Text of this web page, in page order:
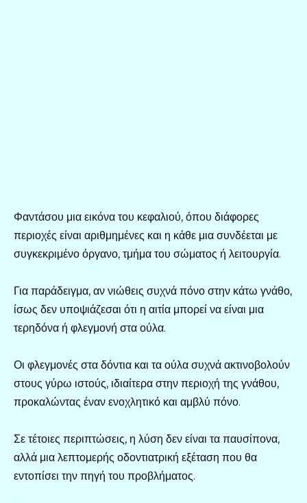
Φαντάσου μια εικόνα του κεφαλιού, όπου διάφορες
περιοχές είναι αριθμημένες και η κάθε μια συνδέεται με
συγκεκριμένο όργανο, τμήμα του σώματος ή λειτουργία.
Για παράδειγμα, αν νιώθεις συχνά πόνο στην κάτω γνάθο,
ίσως δεν υποψιάζεσαι ότι η αιτία μπορεί να είναι μια
τερηδόνα ή φλεγμονή στα ούλα.
Οι φλεγμονές στα δόντια και τα ούλα συχνά ακτινοβολούν
στους γύρω ιστούς, ιδιαίτερα στην περιοχή της γνάθου,
προκαλώντας έναν ενοχλητικό και αμβλύ πόνο.
Σε τέτοιες περιπτώσεις, η λύση δεν είναι τα παυσίπονα,
αλλά μια λεπτομερής οδοντιατρική εξέταση που θα
εντοπίσει την πηγή του προβλήματος.